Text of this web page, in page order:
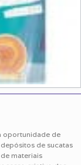
oportunidade de
de sucatas
materiais